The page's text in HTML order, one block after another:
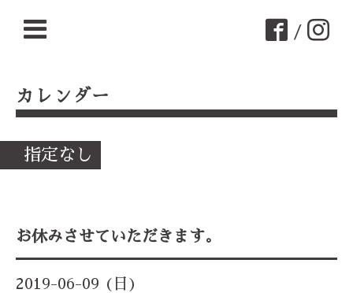
/
カレンダー
指定なし
お休みさせていただきます。
2019-06-09 (日)